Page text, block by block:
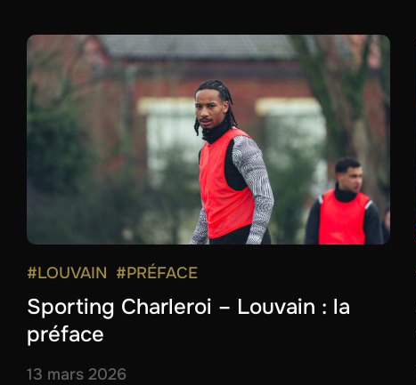
#LOUVAIN #PRÉFACE
Sporting Charleroi – Louvain : la
préface
13 mars 2026